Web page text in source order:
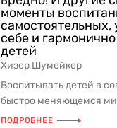
моменты
самостоятельных,
себе и
детей
Хизер Шумейкер
Воспитывать детей в
быстро меняющемся
Нередко родители,
ПОДРОБНЕЕ